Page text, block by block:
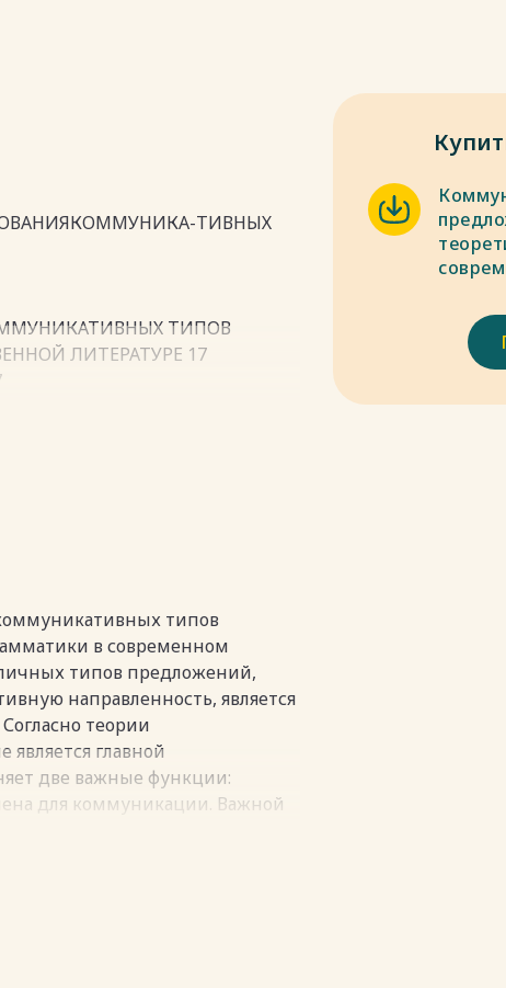
ТИВНЫХ
ТИПОВ
ЛИТЕРАТУРЕ 17
типов
в современном
типов предложений,
направленность, является
теории
главной
две важные функции:
для коммуникации. Важной
форму речевого
его формально-